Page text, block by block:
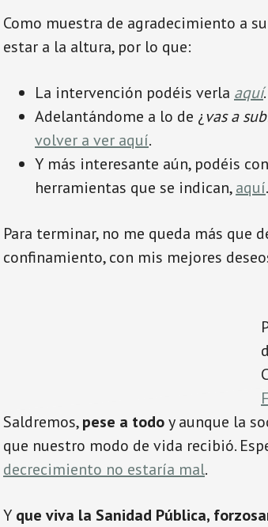
Como muestra de agradecimiento a
estar a la altura, por lo que:
La intervención podéis verla aquí.
Adelantándome a lo de ¿vas a
volver a ver aquí.
Y más interesante aún, podéis
herramientas que se indican,aquí.
Para terminar, no me queda más que
confinamiento, con mis mejores
Saldremos,pese a todoy aunque la
que nuestro modo de vida recibió.
decrecimiento no estaría mal.
Y que viva la Sanidad Pública,